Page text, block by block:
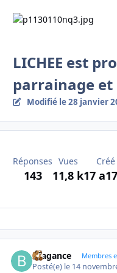
LICHEE est
parrainage
Modifié le 28 janvier
Réponses
143
Vues
11,8 k
Créé
17 a
Bragance Membres
Posté(e) le 14